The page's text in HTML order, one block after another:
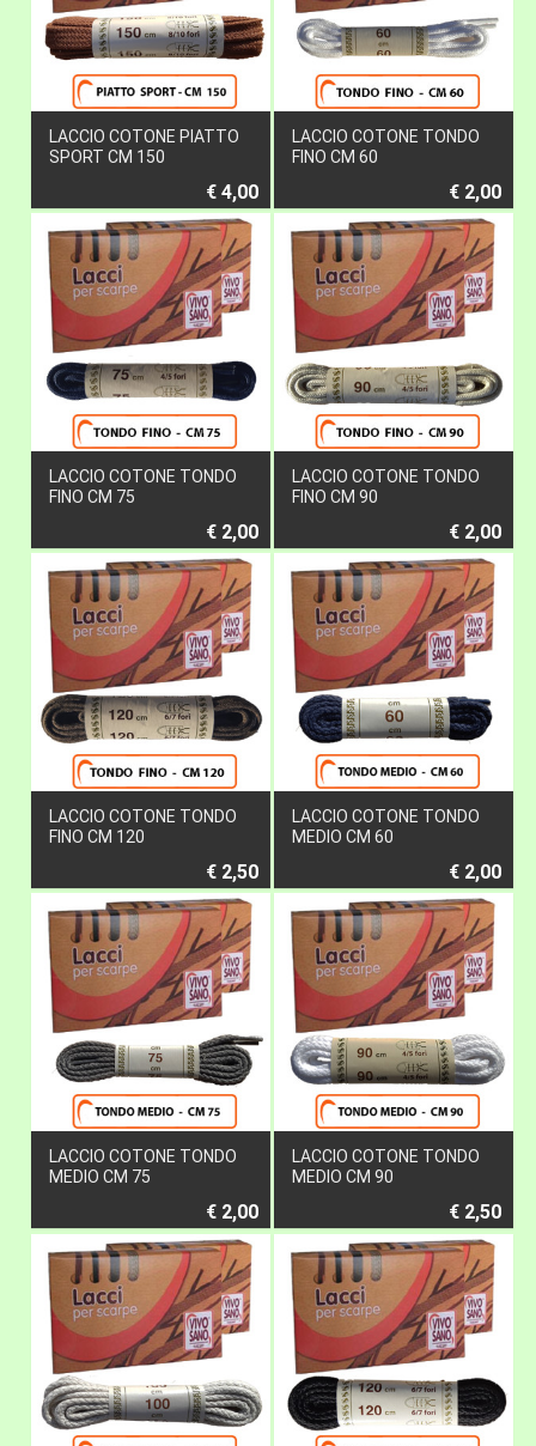
LACCIO COTONE PIATTO
SPORT CM 150
€ 4,00
LACCIO COTONE TONDO
FINO CM 60
€ 2,00
LACCIO COTONE TONDO
FINO CM 75
€ 2,00
LACCIO COTONE TONDO
FINO CM 90
€ 2,00
LACCIO COTONE TONDO
FINO CM 120
€ 2,50
LACCIO COTONE TONDO
MEDIO CM 60
€ 2,00
LACCIO COTONE TONDO
MEDIO CM 75
€ 2,00
LACCIO COTONE TONDO
MEDIO CM 90
€ 2,50